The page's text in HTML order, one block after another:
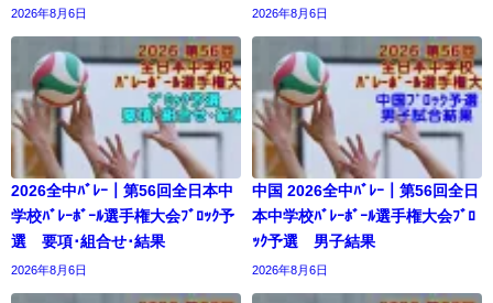
2026年8月6日 2026年8月6日
2026全中ﾊﾞﾚｰ｜第56回全日本中
学校ﾊﾞﾚｰﾎﾞｰﾙ選手権大会ﾌﾞﾛｯｸ予
選 要項･組合せ･結果
2026年8月6日
中国 2026全中ﾊﾞﾚｰ｜第56回全日
本中学校ﾊﾞﾚｰﾎﾞｰﾙ選手権大会ﾌﾞﾛ
ｯｸ予選 男子結果
2026年8月6日